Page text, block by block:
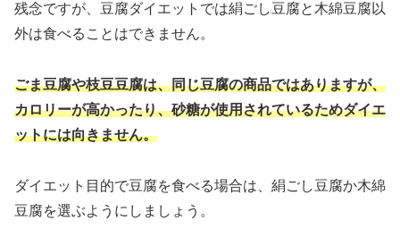
残念ですが、豆腐ダイエットでは絹ごし豆腐と木綿豆腐以
外は食べることはできません。
ごま豆腐や枝豆豆腐は、同じ豆腐の商品ではありますが、
カロリーが高かったり、砂糖が使用されているためダイエ
ットには向きません。
ダイエット目的で豆腐を食べる場合は、絹ごし豆腐か木綿
豆腐を選ぶようにしましょう。